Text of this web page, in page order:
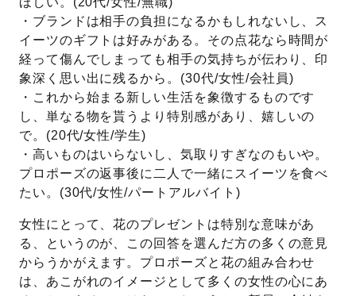
・ブランドは相手の負担になるかもしれないし、ス
イーツのギフトは好みがある。その点花なら時間が
経って傷んでしまっても相手の気持ちが伝わり、印
象深く思い出に残るから。(30代/女性/会社員)
・これから始まる新しい生活を象徴するものです
し、単なる物を貰うより特別感があり、嬉しいの
で。(20代/女性/学生)
・高いものはいらないし、気取りすぎなのもいや。
プロポーズの返事後に二人で一緒にスイーツを食べ
たい。(30代/女性/パートアルバイト)
女性にとって、花のプレゼントは特別な意味があ
る、というのが、この回答を選んだ方の多くの意見
からうかがえます。プロポーズと花の組み合わせ
は、あこがれのイメージとして多くの女性の心にあ